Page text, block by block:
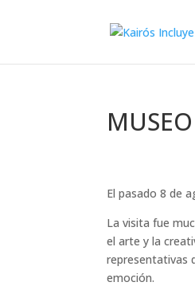
El pasado 8 de
La visita fue
el arte y la
representativas
emoción.